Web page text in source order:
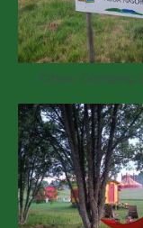
Cirkus-Camping